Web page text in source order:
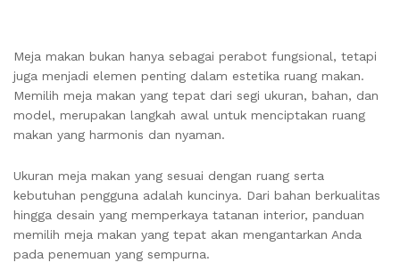
Meja makan bukan hanya sebagai perabot fungsional, tetapi
juga menjadi elemen penting dalam estetika ruang makan.
Memilih meja makan yang tepat dari segi ukuran, bahan, dan
model, merupakan langkah awal untuk menciptakan ruang
makan yang harmonis dan nyaman.
Ukuran meja makan yang sesuai dengan ruang serta
kebutuhan pengguna adalah kuncinya. Dari bahan berkualitas
hingga desain yang memperkaya tatanan interior, panduan
memilih meja makan yang tepat akan mengantarkan Anda
pada penemuan yang sempurna.